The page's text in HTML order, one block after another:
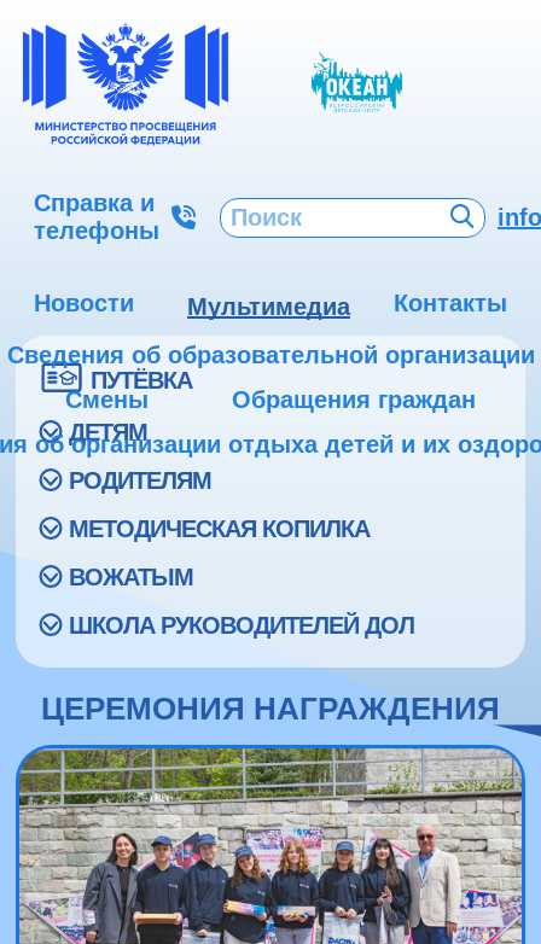
Справка и
телефоны
Новости Мультимедиа
Контакты
Сведения об образовательной организации
Смены
Обращения граждан
об организации отдыха детей и их
ПУТЁВКА
ДЕТЯМ
РОДИТЕЛЯМ
МЕТОДИЧЕСКАЯ КОПИЛКА
ВОЖАТЫМ
ШКОЛА РУКОВОДИТЕЛЕЙ ДОЛ
ЦЕРЕМОНИЯ НАГРАЖДЕНИЯ